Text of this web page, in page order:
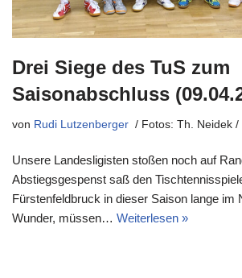
Drei Siege des TuS zum
Saisonabschluss
von Rudi Lutzenberger
Unsere Landesligisten stoßen noch auf
Abstiegsgespenst saß den
Fürstenfeldbruck in dieser Saison lange im
Wunder, müssen… Weiterlesen »